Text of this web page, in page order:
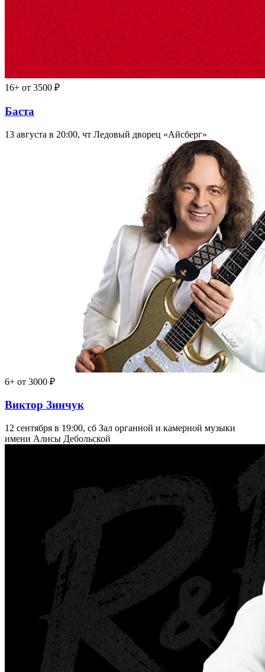
16+ от 3500 ₽
Баста
13 августа в 20:00, чт Ледовый дворец «Айсберг»
6+ от 3000 ₽
Виктор Зинчук
12 сентября в 19:00, сб Зал органной и камерной музыки
имени Алисы Дебольской